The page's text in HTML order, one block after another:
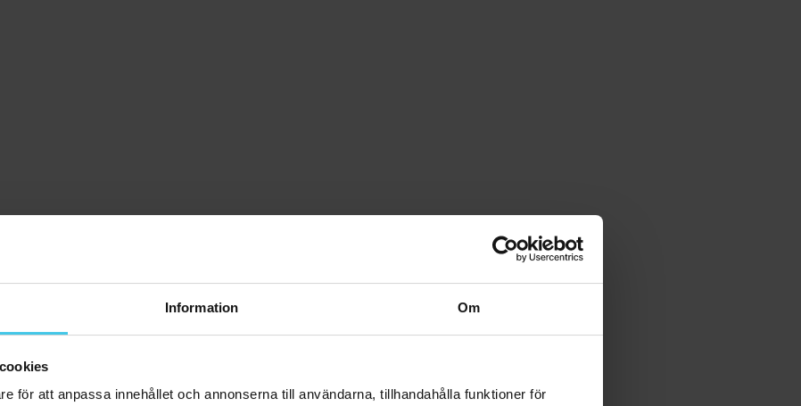
Information Om
för att anpassa innehållet och annonserna till användarna, tillhandahålla funktioner för